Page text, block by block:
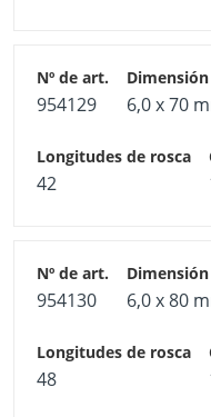
954129 6,0 x 70
42
954130 6,0 x 80
48